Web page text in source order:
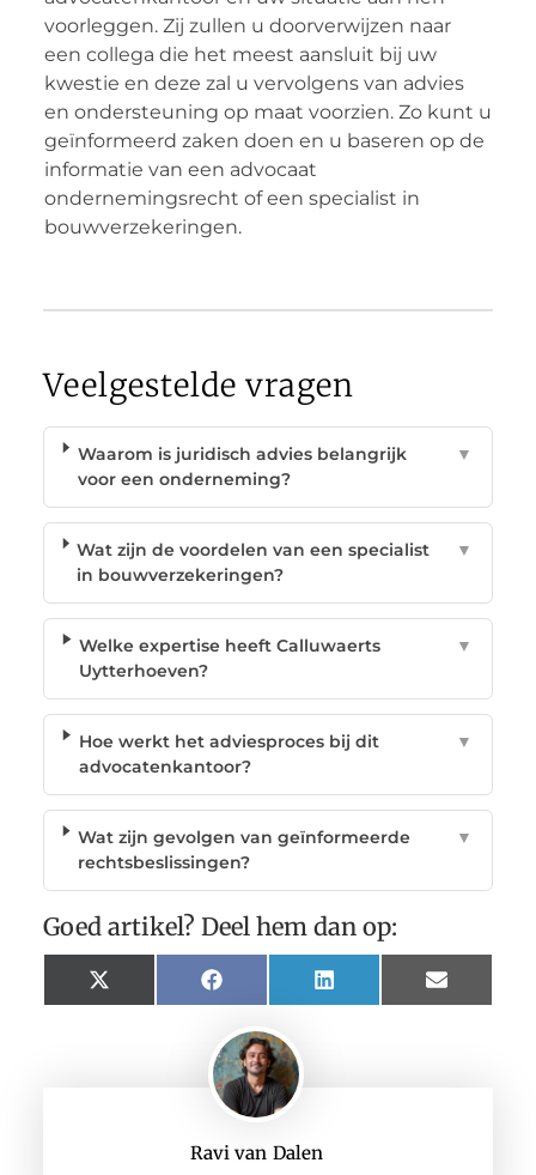
Ravi van Dalen
voorleggen. Zij zullen u doorverwijzen naar
een collega die het meest aansluit bij uw
kwestie en deze zal u vervolgens van advies
en ondersteuning op maat voorzien. Zo kunt u
geïnformeerd zaken doen en u baseren op de
informatie van een advocaat
ondernemingsrecht of een specialist in
bouwverzekeringen.
Veelgestelde vragen
Waarom is juridisch advies belangrijk
voor een onderneming?
▼
Wat zijn de voordelen van een specialist
in bouwverzekeringen?
▼
Welke expertise heeft Calluwaerts
Uytterhoeven?
▼
Hoe werkt het adviesproces bij dit
advocatenkantoor?
▼
Wat zijn gevolgen van geïnformeerde
rechtsbeslissingen?
▼
Goed artikel? Deel hem dan op:
X
(Twitter)
Facebook LinkedIn Email